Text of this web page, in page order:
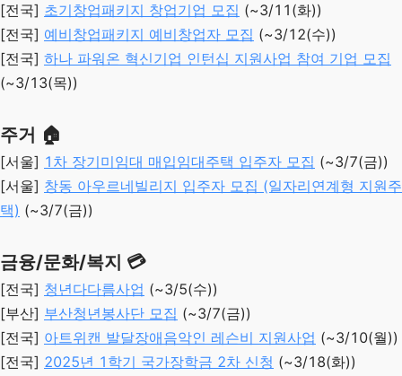
[전국] 초기창업패키지 창업기업 모집 (~3/11(화))
[전국] 예비창업패키지 예비창업자 모집 (~3/12(수))
[전국] 하나 파워온 혁신기업 인턴십 지원사업 참여 기업 모집
(~3/13(목))
주거 🏠
[서울] 1차 장기미임대 매입임대주택 입주자 모집 (~3/7(금))
[서울] 창동 아우르네빌리지 입주자 모집 (일자리연계형 지원주
택) (~3/7(금))
금융/문화/복지 💳
[전국] 청년다다름사업 (~3/5(수))
[부산] 부산청년봉사단 모집 (~3/7(금))
[전국] 아트위캔 발달장애음악인 레슨비 지원사업 (~3/10(월))
[전국] 2025년 1학기 국가장학금 2차 신청 (~3/18(화))